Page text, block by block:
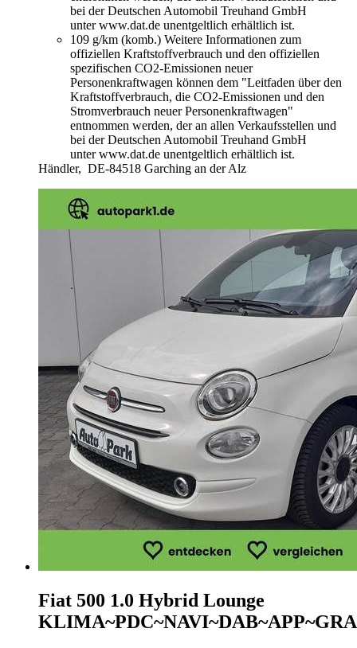
bei der Deutschen Automobil Treuhand GmbH
unter www.dat.de unentgeltlich erhältlich ist.
109 g/km (komb.) Weitere Informationen zum
offiziellen Kraftstoffverbrauch und den offiziellen
spezifischen CO2-Emissionen neuer
Personenkraftwagen können dem "Leitfaden über den
Kraftstoffverbrauch, die CO2-Emissionen und den
Stromverbrauch neuer Personenkraftwagen"
entnommen werden, der an allen Verkaufsstellen und
bei der Deutschen Automobil Treuhand GmbH
unter www.dat.de unentgeltlich erhältlich ist.
Händler, DE-84518 Garching an der Alz
Fiat 500 1.0 Hybrid Lounge
KLIMA~PDC~NAVI~DAB~APP~GRA